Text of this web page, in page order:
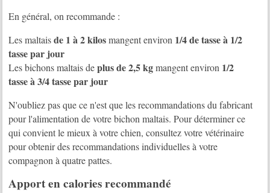
En général, on recommande :
Les maltaisde 1 à 2 kilosmangent environ 1/4 de tasse à 1/2
tasse par jour
Les bichons maltais deplus de 2,5 kgmangent environ 1/2
tasse à 3/4 tasse par jour
N'oubliez pas que ce n'est que les recommandations du fabricant
pour l'alimentation de votre bichon maltais. Pour déterminer ce
qui convient le mieux à votre chien, consultez votre vétérinaire
pour obtenir des recommandations individuelles à votre
compagnon à quatre pattes.
Apport en calories recommandé